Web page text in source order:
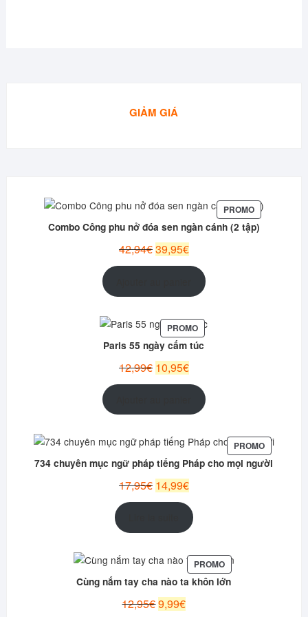
GIẢM GIÁ
PROMOPRODUIT
EN
PROMOTION
Combo Công phu nở đóa sen ngàn cánh (2 tập)
42,94€ Le
prix
39,95€Le
prix
actuel
est :
PROMOPRODUIT
EN
PROMOTION
Paris 55 ngày cấm túc
12,99€ Le
10,95€Le
actuel
est :
PROMOPRODUIT
EN
734 chuyên mục ngữ pháp tiếng Pháp cho mọi người
17,95€ Le
prix
14,99€Le
actuel
est :
PROMOPRODUIT
EN
PROMOTION
Cùng nắm tay cha nào ta khôn lớn
12,95€Le
9,99€Le